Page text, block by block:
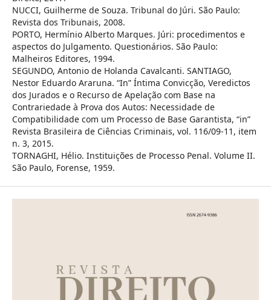
NUCCI, Guilherme de Souza. Tribunal do Júri. São Paulo:
Revista dos Tribunais, 2008.
PORTO, Hermínio Alberto Marques. Júri: procedimentos e
aspectos do Julgamento. Questionários. São Paulo:
Malheiros Editores, 1994.
SEGUNDO, Antonio de Holanda Cavalcanti. SANTIAGO,
Nestor Eduardo Araruna. “In” Íntima Convicção, Veredictos
dos Jurados e o Recurso de Apelação com Base na
Contrariedade à Prova dos Autos: Necessidade de
Compatibilidade com um Processo de Base Garantista, “in”
Revista Brasileira de Ciências Criminais, vol. 116/09-11, item
n. 3, 2015.
TORNAGHI, Hélio. Instituições de Processo Penal. Volume II.
São Paulo, Forense, 1959.